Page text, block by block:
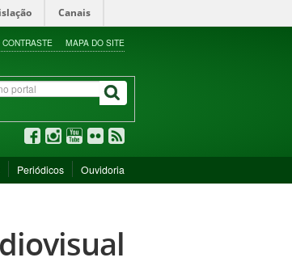
Canais
CONTRASTE MAPA DO SITE
Periódicos Ouvidoria